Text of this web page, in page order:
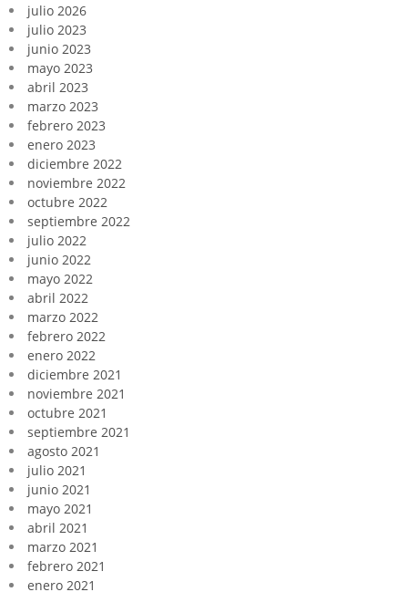
julio 2026
julio 2023
junio 2023
mayo 2023
abril 2023
marzo 2023
febrero 2023
enero 2023
diciembre 2022
noviembre 2022
octubre 2022
septiembre 2022
julio 2022
junio 2022
mayo 2022
abril 2022
marzo 2022
febrero 2022
enero 2022
diciembre 2021
noviembre 2021
octubre 2021
septiembre 2021
agosto 2021
julio 2021
junio 2021
mayo 2021
abril 2021
marzo 2021
febrero 2021
enero 2021